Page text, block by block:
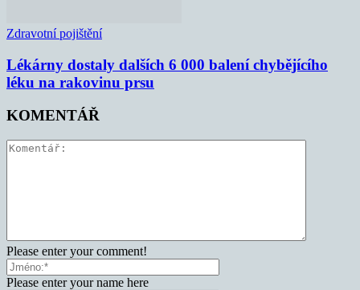
Zdravotní pojištění
Lékárny dostaly dalších 6 000 balení chybějícího
léku na rakovinu prsu
KOMENTÁŘ
Please enter your comment!
Please enter your name here